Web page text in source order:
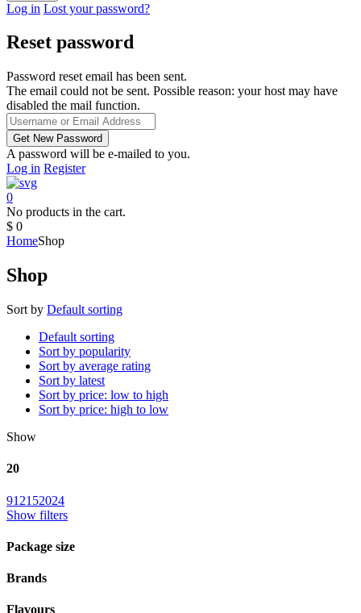
Log in Lost your password?
Reset password
Password reset email has been sent.
The email could not be sent. Possible reason: your host may have
disabled the mail function.
A password will be e-mailed to you.
Log in Register
0
No products in the cart.
$ 0
HomeShop
Shop
Sort by Default sorting
Default sorting
Sort by popularity
Sort by average rating
Sort by latest
Sort by price: low to high
Sort by price: high to low
Show
20
912152024
Show filters
Package size
Brands
Flavours